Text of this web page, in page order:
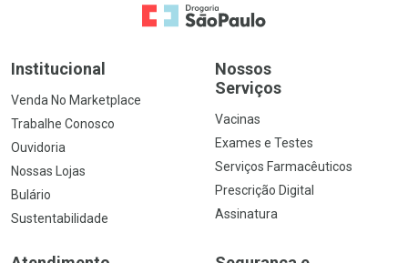
Ir para a Home
Institucional
Venda No Marketplace
Trabalhe Conosco
Ouvidoria
Nossas Lojas
Bulário
Sustentabilidade
Nossos
Serviços
Vacinas
Exames e Testes
Serviços Farmacêuticos
Prescrição Digital
Assinatura